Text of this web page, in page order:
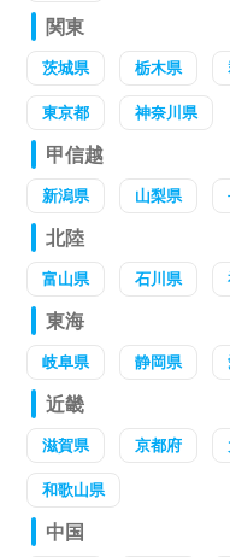
関東
茨城県 栃木県
東京都 神奈川県
甲信越
新潟県 山梨県
北陸
富山県 石川県
東海
岐阜県 静岡県
近畿
滋賀県 京都府
和歌山県
中国